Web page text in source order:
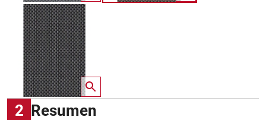
2 Resumen